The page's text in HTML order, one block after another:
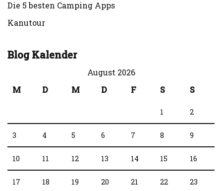
Die 5 besten Camping Apps
Kanutour
Blog Kalender
August 2026
M
D M D F S S
1 2
3 4 5 6 7 8 9
10 11 12 13 14 15 16
17 18 19 20 21 22 23